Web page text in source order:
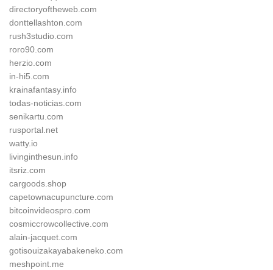
directoryoftheweb.com
donttellashton.com
rush3studio.com
roro90.com
herzio.com
in-hi5.com
krainafantasy.info
todas-noticias.com
senikartu.com
rusportal.net
watty.io
livinginthesun.info
itsriz.com
cargoods.shop
capetownacupuncture.com
bitcoinvideospro.com
cosmiccrowcollective.com
alain-jacquet.com
gotisouizakayabakeneko.com
meshpoint.me